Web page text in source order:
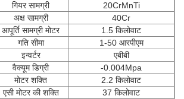
गियर सामग्री
20CrMnTi
अक्ष सामग्री
40Cr
आपूर्ति सामग्री मोटर
1.5 किलोवाट
गति सीमा
1-50 आरपीएम
इन्वर्टर
एबीबी
वैक्यूम डिग्री
-0.004Mpa
मोटर शक्ति
2.2 किलोवाट
एसी मोटर की शक्ति 37 किलोवाट